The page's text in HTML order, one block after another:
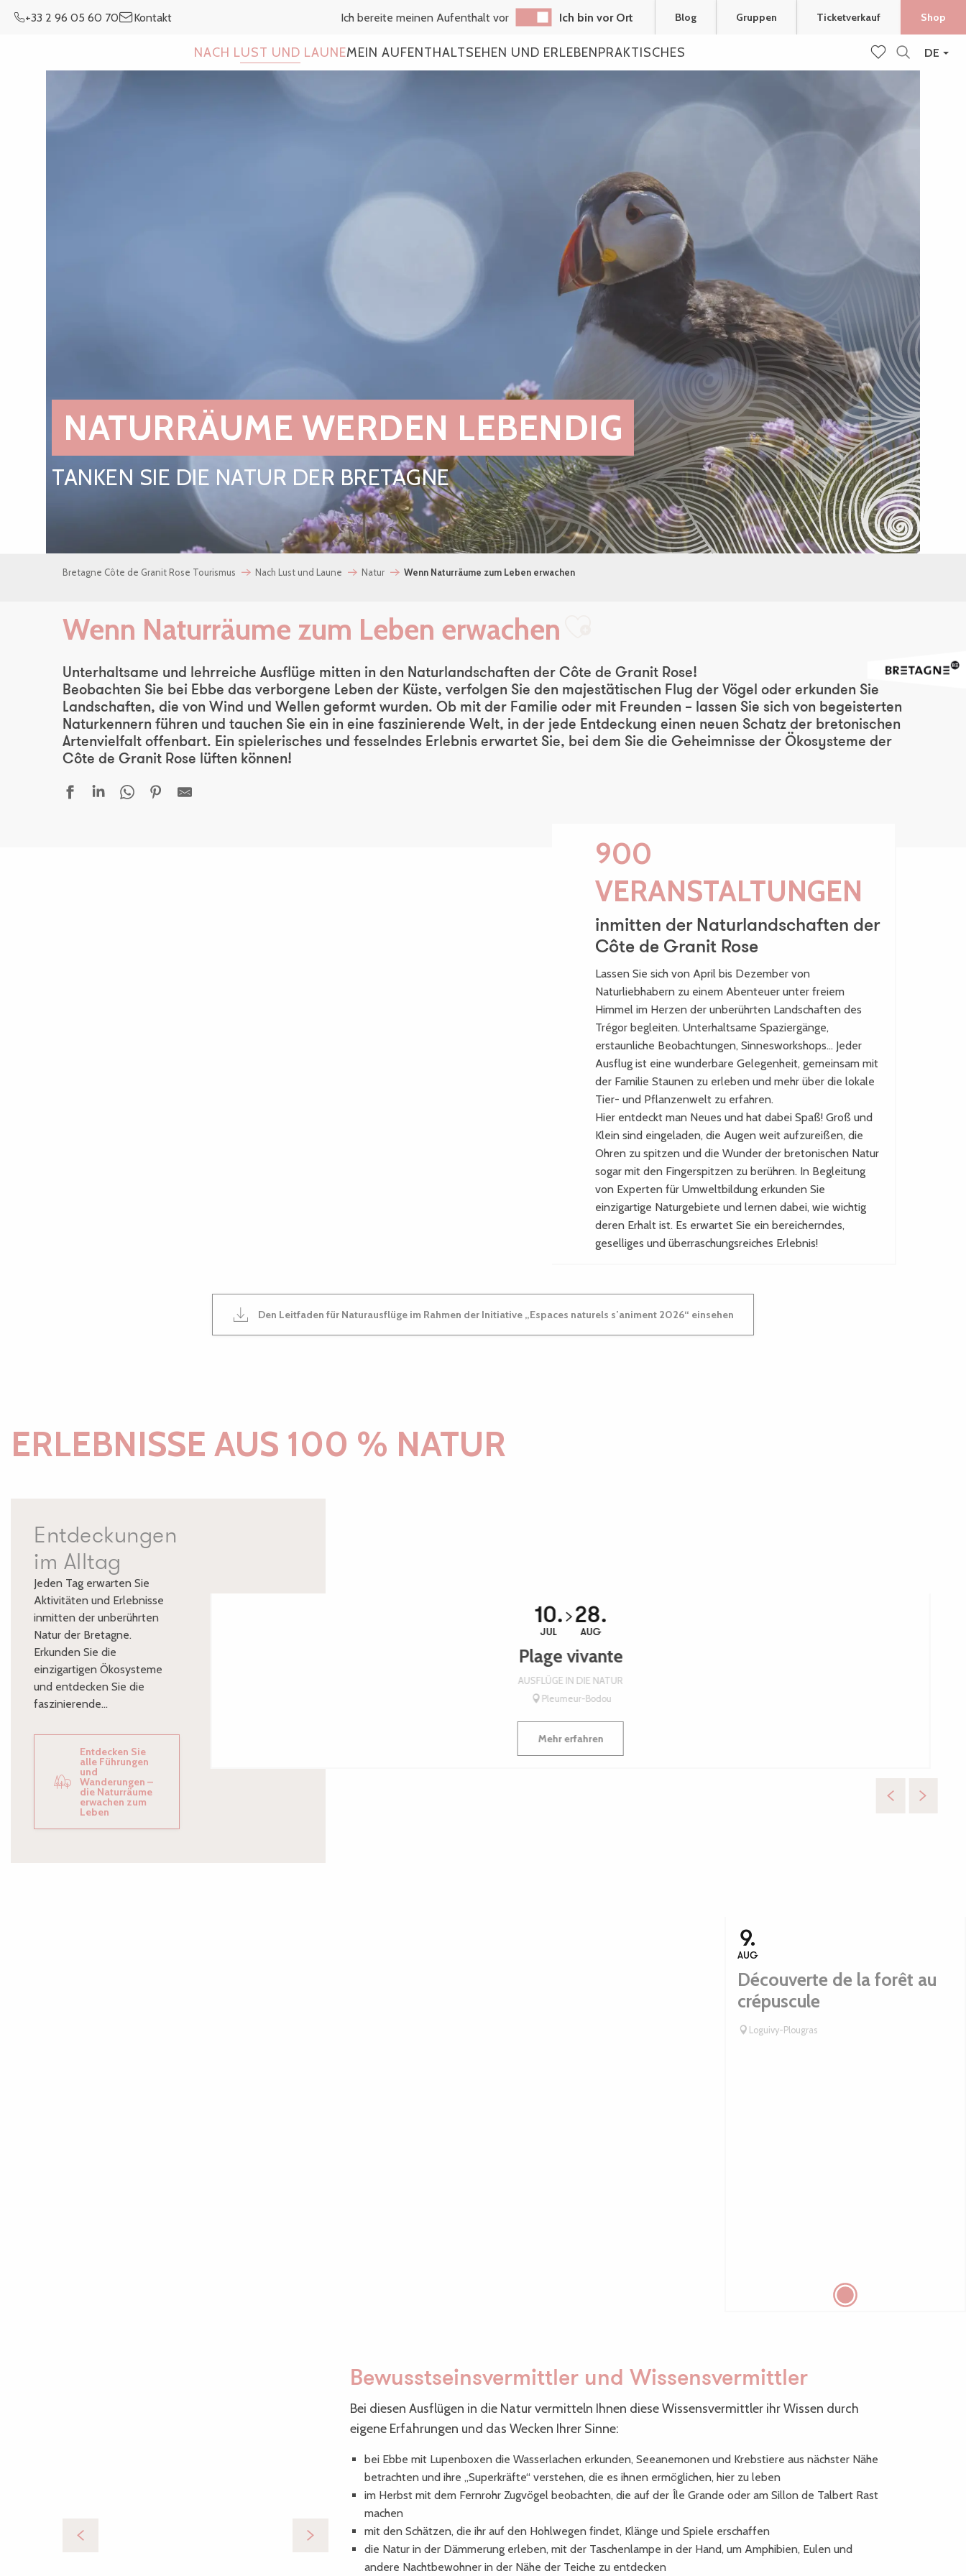
Voir les favoris
Suche
DE
+33 2 96 05 60 70 Kontakt Ich bereite meinen Aufenthalt vor Ich bin vor Ort Blog Gruppen Ticketverkauf Shop
NACH LUST UND LAUNEMEIN AUFENTHALTSEHEN UND ERLEBENPRAKTISCHES
NATURRÄUME WERDEN LEBENDIG
TANKEN SIE DIE NATUR DER BRETAGNE
Bretagne Côte de Granit Rose Tourismus Nach Lust und Laune Natur Wenn Naturräume zum Leben erwachen
Wenn Naturräume zum Leben erwachen
Unterhaltsame und lehrreiche Ausflüge mitten in den Naturlandschaften der Côte de Granit Rose!
Beobachten Sie bei Ebbe das verborgene Leben der Küste, verfolgen Sie den majestätischen Flug der Vögel oder erkunden Sie
Landschaften, die von Wind und Wellen geformt wurden. Ob mit der Familie oder mit Freunden – lassen Sie sich von begeisterten
Naturkennern führen und tauchen Sie ein in eine faszinierende Welt, in der jede Entdeckung einen neuen Schatz der bretonischen
Artenvielfalt offenbart. Ein spielerisches und fesselndes Erlebnis erwartet Sie, bei dem Sie die Geheimnisse der Ökosysteme der
Côte de Granit Rose lüften können!
900
VERANSTALTUNGEN
inmitten der Naturlandschaften der
Côte de Granit Rose
Lassen Sie sich von April bis Dezember von
Naturliebhabern zu einem Abenteuer unter freiem
Himmel im Herzen der unberührten Landschaften des
Trégor begleiten. Unterhaltsame Spaziergänge,
erstaunliche Beobachtungen, Sinnesworkshops… Jeder
Ausflug ist eine wunderbare Gelegenheit, gemeinsam mit
der Familie Staunen zu erleben und mehr über die lokale
Tier- und Pflanzenwelt zu erfahren.
Hier entdeckt man Neues und hat dabei Spaß! Groß und
Klein sind eingeladen, die Augen weit aufzureißen, die
Ohren zu spitzen und die Wunder der bretonischen Natur
sogar mit den Fingerspitzen zu berühren. In Begleitung
von Experten für Umweltbildung erkunden Sie
einzigartige Naturgebiete und lernen dabei, wie wichtig
deren Erhalt ist. Es erwartet Sie ein bereicherndes,
geselliges und überraschungsreiches Erlebnis!
Den Leitfaden für Naturausflüge im Rahmen der Initiative „Espaces naturels s’animent 2026“ einsehen
ERLEBNISSE AUS 100 % NATUR
Entdeckungen
im Alltag
Jeden Tag erwarten Sie
Aktivitäten und Erlebnisse
inmitten der unberührten
Natur der Bretagne.
Erkunden Sie die
einzigartigen Ökosysteme
und entdecken Sie die
faszinierende...
Entdecken Sie
alle Führungen
und
Wanderungen –
die Naturräume
erwachen zum
Leben
10.
JUL
28.
AUG
Plage vivante
AUSFLÜGE IN DIE NATUR
Pleumeur-Bodou
Mehr erfahren
9.
AUG
Découverte de la forêt au
crépuscule
Loguivy-Plougras
Bewusstseinsvermittler und Wissensvermittler
Bei diesen Ausflügen in die Natur vermitteln Ihnen diese Wissensvermittler ihr Wissen durch
eigene Erfahrungen und das Wecken Ihrer Sinne:
bei Ebbe mit Lupenboxen die Wasserlachen erkunden, Seeanemonen und Krebstiere aus nächster Nähe
betrachten und ihre „Superkräfte“ verstehen, die es ihnen ermöglichen, hier zu leben
im Herbst mit dem Fernrohr Zugvögel beobachten, die auf der Île Grande oder am Sillon de Talbert Rast
machen
mit den Schätzen, die ihr auf den Hohlwegen findet, Klänge und Spiele erschaffen
die Natur in der Dämmerung erleben, mit der Taschenlampe in der Hand, um Amphibien, Eulen und
andere Nachtbewohner in der Nähe der Teiche zu entdecken